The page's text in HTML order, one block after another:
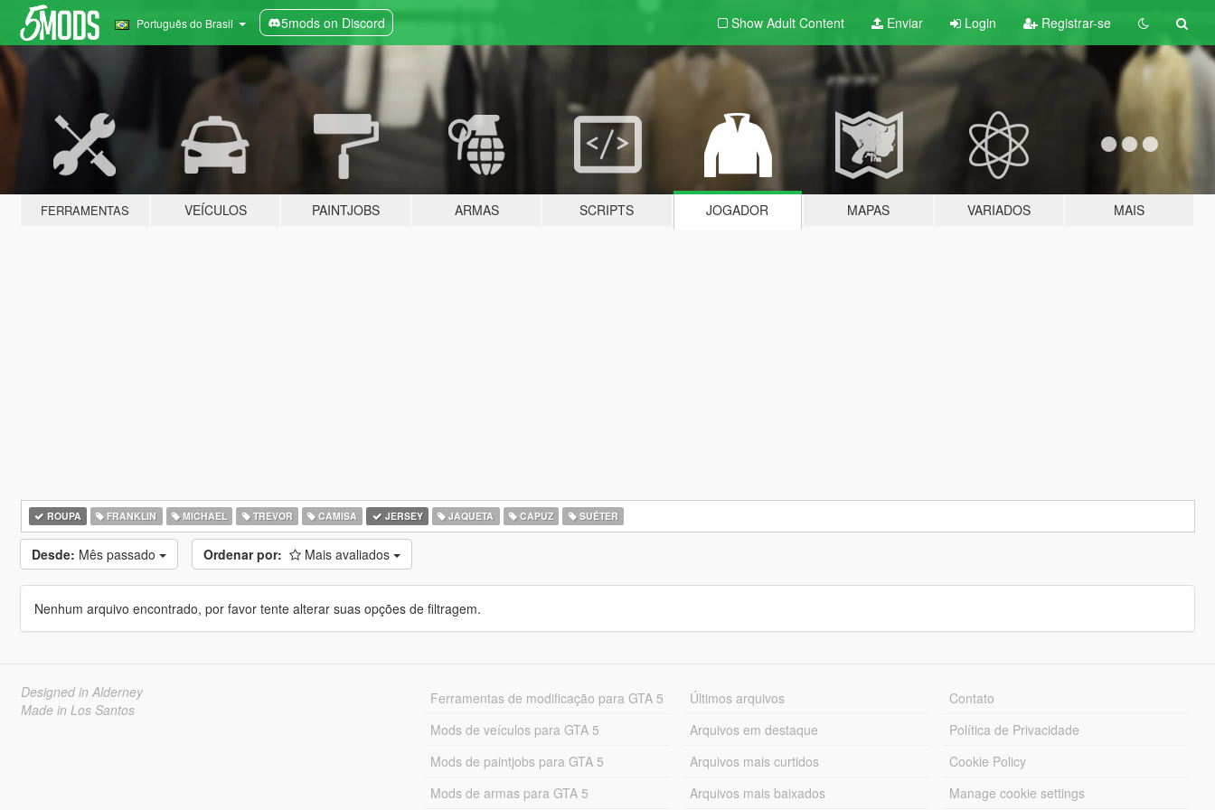
Português do Brasil 5mods on Discord Show Adult Content Enviar Login Registrar-se
FERRAMENTAS VEÍCULOS PAINTJOBS ARMAS SCRIPTS JOGADOR MAPAS VARIADOS MAIS
ROUPA FRANKLIN MICHAEL TREVOR CAMISA JERSEY JAQUETA CAPUZ SUÉTER
Desde: Mês passado Ordenar por: Mais avaliados
Nenhum arquivo encontrado, por favor tente alterar suas opções de filtragem.
Designed in Alderney
Made in Los Santos
Ferramentas de modificação para GTA 5
Mods de veículos para GTA 5
Mods de paintjobs para GTA 5
Mods de armas para GTA 5
Últimos arquivos
Arquivos em destaque
Arquivos mais curtidos
Arquivos mais baixados
Contato
Política de Privacidade
Cookie Policy
Manage cookie settings